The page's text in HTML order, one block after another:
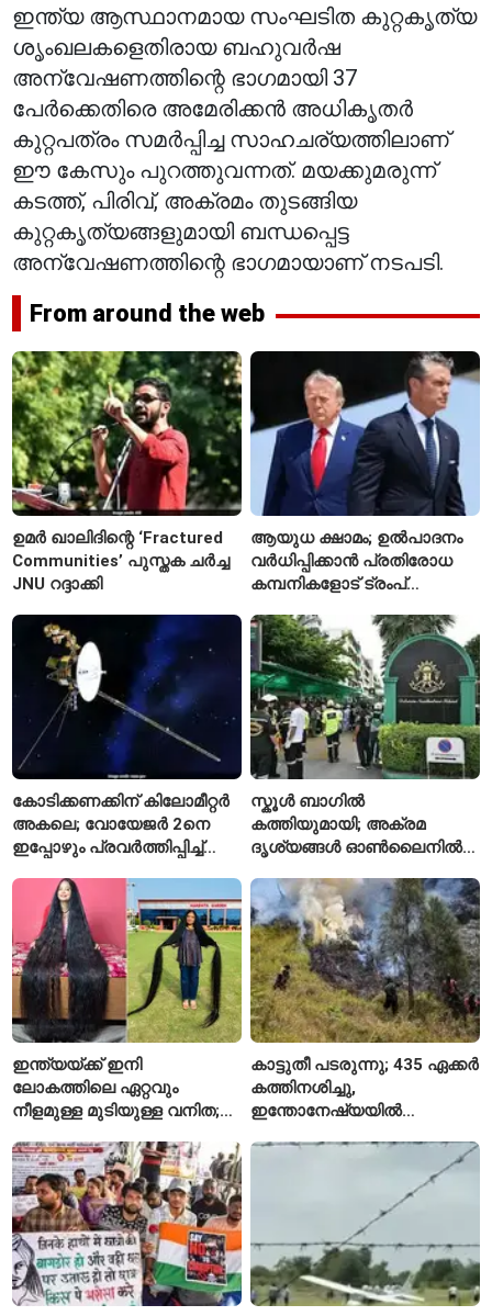
ഇന്ത്യ ആസ്ഥാനമായ സംഘടിത കുറ്റകൃത്യ
ശൃംഖലകളെതിരായ ബഹുവർഷ
അന്വേഷണത്തിന്റെ ഭാഗമായി 37
പേർക്കെതിരെ അമേരിക്കൻ അധികൃതർ
കുറ്റപത്രം സമർപ്പിച്ച സാഹചര്യത്തിലാണ്
ഈ കേസും പുറത്തുവന്നത്. മയക്കുമരുന്ന്
കടത്ത്, പിരിവ്, അക്രമം തുടങ്ങിയ
കുറ്റകൃത്യങ്ങളുമായി ബന്ധപ്പെട്ട
അന്വേഷണത്തിന്റെ ഭാഗമായാണ് നടപടി.
From around the web
ഉമർ ഖാലിദിന്റെ ‘Fractured
Communities’ പുസ്തക ചർച്ച
JNU റദ്ദാക്കി
ആയുധ ക്ഷാമം; ഉൽപാദനം
വർധിപ്പിക്കാൻ പ്രതിരോധ
കമ്പനികളോട് ട്രംപ്
കോടിക്കണക്കിന് കിലോമീറ്റർ
അകലെ; വോയേജർ 2നെ
ഇപ്പോഴും പ്രവർത്തിപ്പിച്ച്
സ്കൂൾ ബാഗിൽ
കത്തിയുമായി; അക്രമ
ദൃശ്യങ്ങൾ ഓൺലൈനിൽ
കൗമാരക്കാരൻ
ഇന്ത്യയ്ക്ക് ഇനി
ലോകത്തിലെ ഏറ്റവും
നീളമുള്ള മുടിയുള്ള വനിത;
കാട്ടുതീ പടരുന്നു; 435 ഏക്കർ
കത്തിനശിച്ചു,
ഇന്തോനേഷ്യയിൽ